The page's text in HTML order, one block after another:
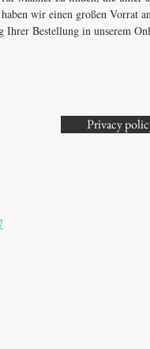
wir einen großen Vorrat
Ihrer Bestellung in unserem
Privacy